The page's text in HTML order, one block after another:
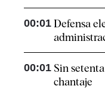
00:01 Defensa
00:01 Sin
chantaje